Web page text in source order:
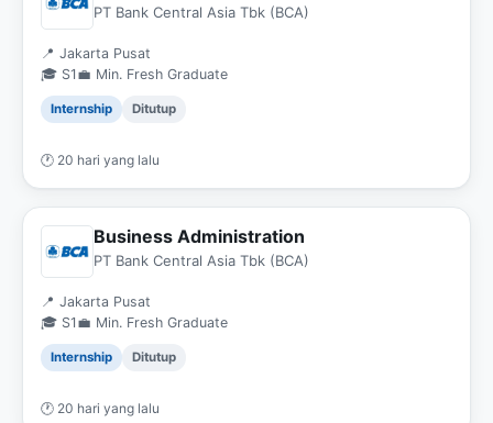
PT Bank Central Asia Tbk (BCA)
📍 Jakarta Pusat
🎓 S1 💼 Min. Fresh Graduate
Internship Ditutup
🕐 20 hari yang lalu
Business Administration
PT Bank Central Asia Tbk (BCA)
📍 Jakarta Pusat
🎓 S1 💼 Min. Fresh Graduate
Internship Ditutup
🕐 20 hari yang lalu